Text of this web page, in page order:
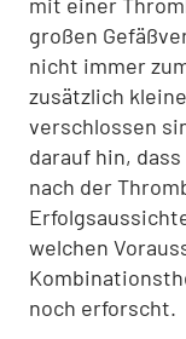
großen
nicht immer
zusätzlich
verschlossen
darauf hin,
nach der
welchen
noch erforscht.